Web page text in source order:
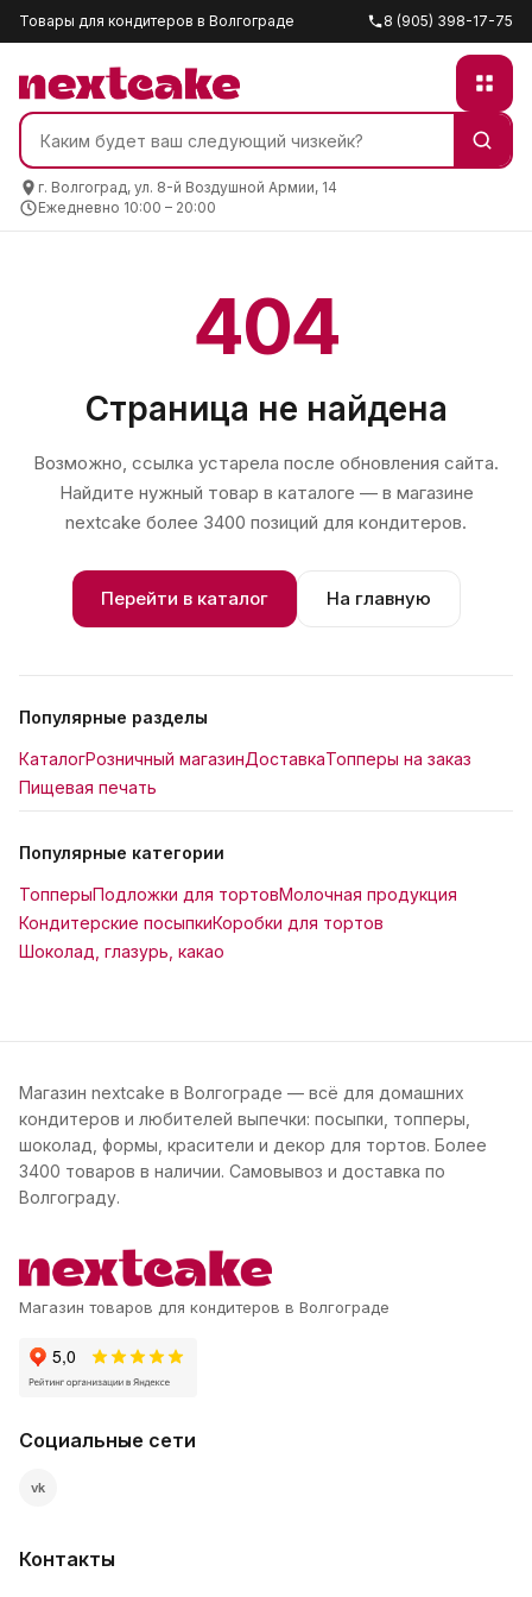
Товары для кондитеров в Волгограде 8 (905) 398-17-75
г. Волгоград, ул. 8-й Воздушной Армии, 14
Ежедневно 10:00 – 20:00
404
Страница не найдена
Возможно, ссылка устарела после обновления сайта.
Найдите нужный товар в каталоге — в магазине
nextcake более 3400 позиций для кондитеров.
Перейти в каталог На главную
Популярные разделы
КаталогРозничный магазинДоставкаТопперы на заказ
Пищевая печать
Популярные категории
ТопперыПодложки для тортовМолочная продукция
Кондитерские посыпкиКоробки для тортов
Шоколад, глазурь, какао
Магазин nextcake в Волгограде — всё для домашних
кондитеров и любителей выпечки: посыпки, топперы,
шоколад, формы, красители и декор для тортов. Более
3400 товаров в наличии. Самовывоз и доставка по
Волгограду.
Магазин товаров для кондитеров в Волгограде
Социальные сети
vk
Контакты